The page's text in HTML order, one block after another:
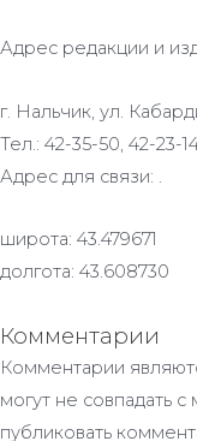
Адрес редакции и
г. Нальчик, ул.
Тел.: 42-35-50, 42-23-
Адрес для связи: .
широта: 43.479671
долгота: 43.608730
Комментарии
Комментарии
могут не совпадать
публиковать